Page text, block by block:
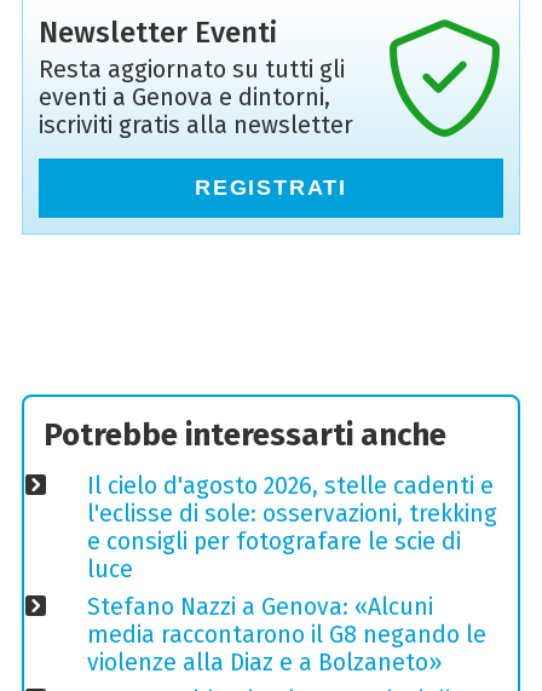
Newsletter Eventi
Resta aggiornato su tutti gli
eventi a Genova e dintorni,
iscriviti gratis alla newsletter
REGISTRATI
Potrebbe interessarti anche
Il cielo d'agosto 2026, stelle cadenti e
l'eclisse di sole: osservazioni, trekking
e consigli per fotografare le scie di
luce
Stefano Nazzi a Genova: «Alcuni
media raccontarono il G8 negando le
violenze alla Diaz e a Bolzaneto»